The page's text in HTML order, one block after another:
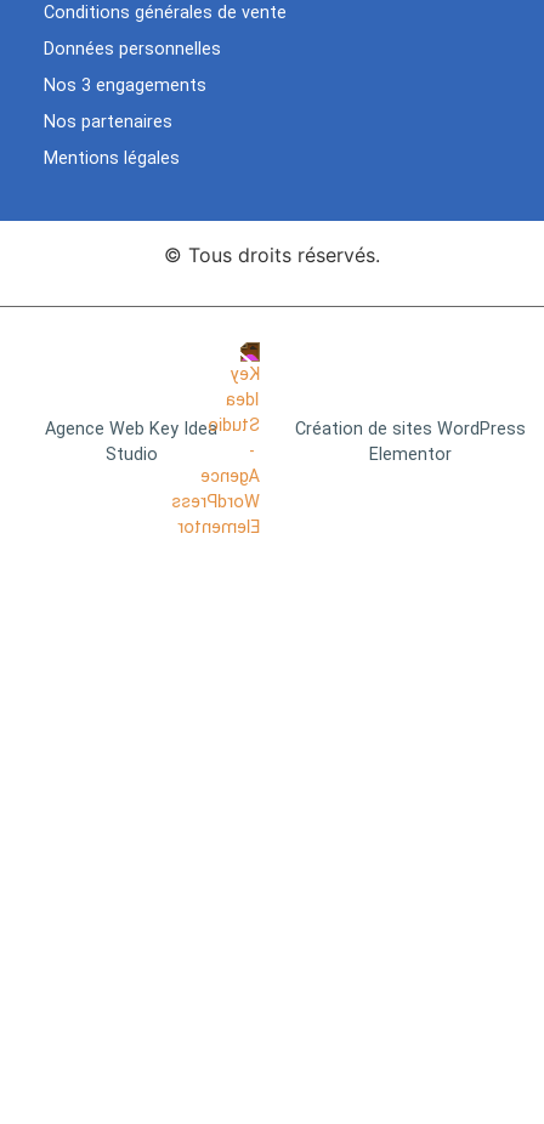
Conditions générales de vente
Données personnelles
Nos 3 engagements
Nos partenaires
Mentions légales
© Tous droits réservés.
Agence Web Key Idea
Studio
Création de sites WordPress
Elementor